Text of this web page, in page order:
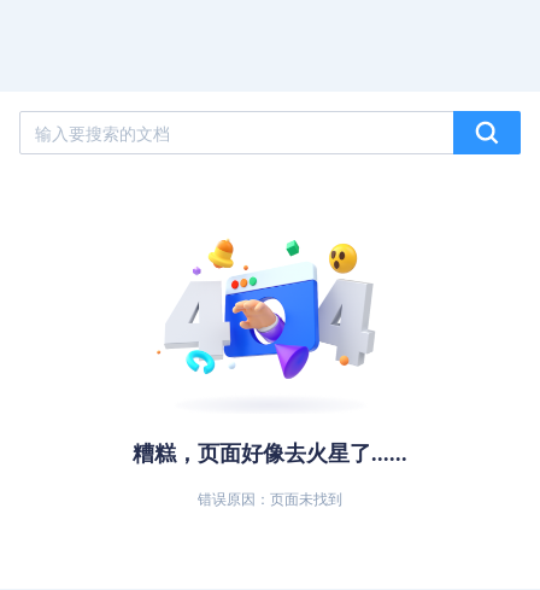
糟糕，页面好像去火星了......
错误原因：页面未找到